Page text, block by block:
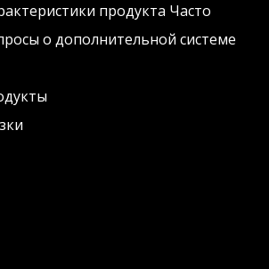
продукта Часто
о дополнительной системе